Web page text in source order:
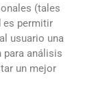
(tales
es permitir
usuario una
análisis
un mejor